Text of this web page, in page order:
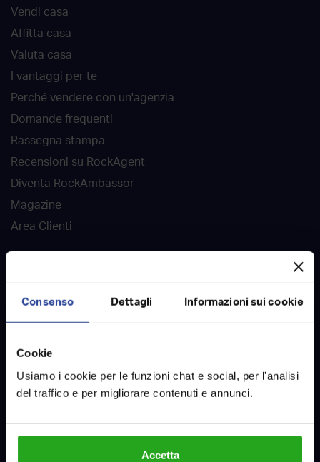
Consenso Dettagli Informazioni sui cookie
Cookie
Usiamo i cookie per le funzioni chat e social, per l'analisi
del traffico e per migliorare contenuti e annunci.
Accetta
Vendi casa
Affitta casa
Valuta casa
I vantaggi per te
Perché vendere con un'agenzia
Domande frequenti
Rassegna stampa
Recensioni su RockAgent
Diventa RockAmbassor
Magazine
Area Clienti
Agenzie immobiliari
Case vendute
Case affittate
LAVORA CON NOI